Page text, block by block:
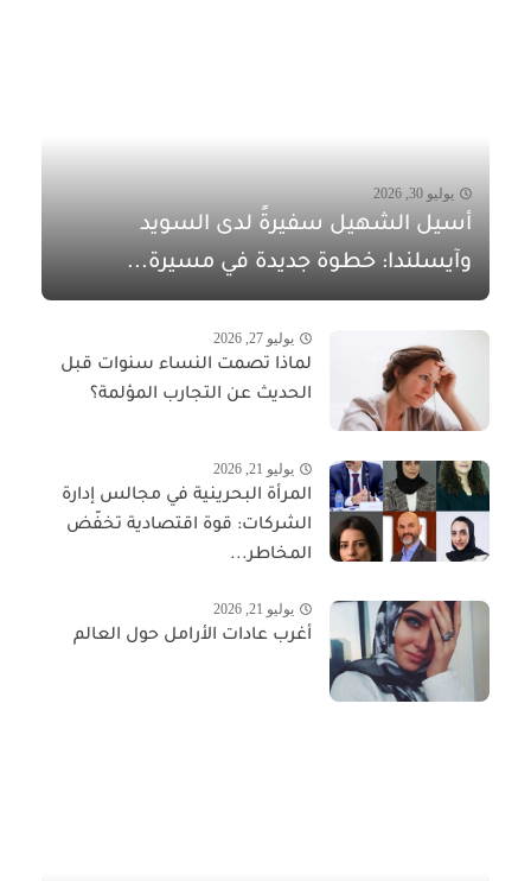
يوليو 30, 2026
أسيل الشهيل سفيرةً لدى السويد
وآيسلندا: خطوة جديدة في مسيرة...
يوليو 27, 2026
لماذا تصمت النساء سنوات قبل
الحديث عن التجارب المؤلمة؟
يوليو 21, 2026
المرأة البحرينية في مجالس إدارة
الشركات: قوة اقتصادية تخفّض
المخاطر...
يوليو 21, 2026
أغرب عادات الأرامل حول العالم